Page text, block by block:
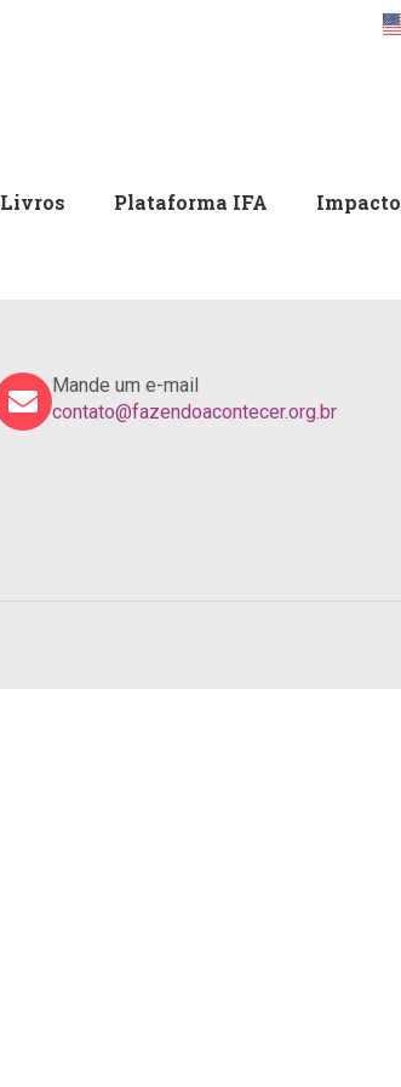
Livros Plataforma IFA Impacto
Mande um e-mail
contato@fazendoacontecer.org.br